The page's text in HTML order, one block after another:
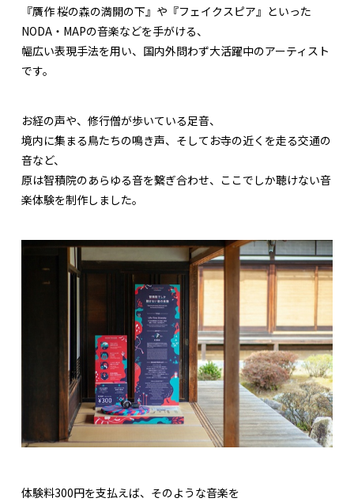
『贋作 桜の森の満開の下』や『フェイクスピア』といった
NODA・MAPの音楽などを手がける、
幅広い表現手法を用い、国内外問わず大活躍中のアーティスト
です。
お経の声や、修行僧が歩いている足音、
境内に集まる鳥たちの鳴き声、そしてお寺の近くを走る交通の
音など、
原は智積院のあらゆる音を繋ぎ合わせ、ここでしか聴けない音
楽体験を制作しました。
体験料300円を支払えば、そのような音楽を